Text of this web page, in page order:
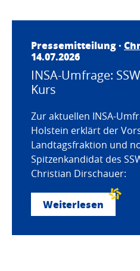
Pressemitteilung ·
14.07.2026
INSA-Umfrage:
Kurs
Zur aktuellen INSA-
Holstein erklärt der
Landtagsfraktion und
Spitzenkandidat des
Christian Dirschauer:
Weiterlesen